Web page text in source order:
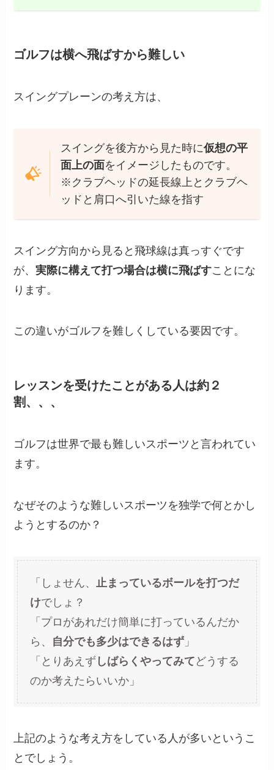
ゴルフは横へ飛ばすから難しい
スイングプレーンの考え方は、
スイングを後方から見た時に仮想の平
面上の面をイメージしたものです。
※クラブヘッドの延長線上とクラブヘ
ッドと肩口へ引いた線を指す
スイング方向から見ると飛球線は真っすぐです
が、実際に構えて打つ場合は横に飛ばすことにな
ります。
この違いがゴルフを難しくしている要因です。
レッスンを受けたことがある人は約２
割、、、
ゴルフは世界で最も難しいスポーツと言われてい
ます。
なぜそのような難しいスポーツを独学で何とかし
ようとするのか？
「しょせん、
止まっているボールを打つだ
けでしょ？
「プロがあれだけ簡単に打っているんだか
ら、 自分でも多少はできるはず 」
「とりあえず しばらくやってみて どうする
のか考えたらいいか」
上記のような考え方をしている人が多いというこ
とでしょう。